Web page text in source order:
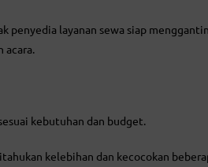
penyedia layanan sewa siap
acara.
kebutuhan dan budget.
kelebihan dan kecocokan